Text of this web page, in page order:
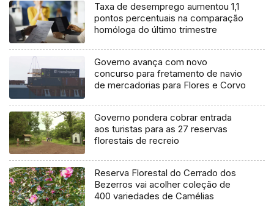
Taxa de desemprego aumentou 1,1
pontos percentuais na comparação
homóloga do último trimestre
Governo avança com novo
concurso para fretamento de navio
de mercadorias para Flores e Corvo
Governo pondera cobrar entrada
aos turistas para as 27 reservas
florestais de recreio
Reserva Florestal do Cerrado dos
Bezerros vai acolher coleção de
400 variedades de Camélias